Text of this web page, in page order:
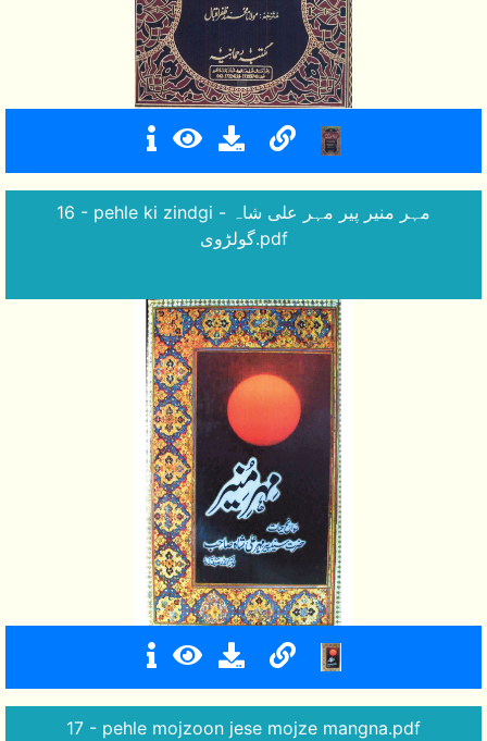
16 - pehle ki zindgi - مہر منیر پیر مہر علی شاہ
گولڑوی.pdf
17 - pehle mojzoon jese mojze mangna.pdf